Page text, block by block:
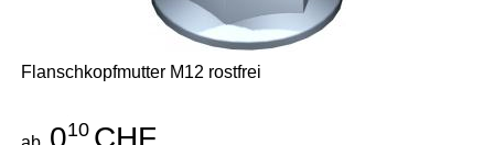
Flanschkopfmutter M12 rostfrei
010 CHF